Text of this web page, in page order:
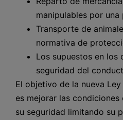
manipulables por una
Transporte de
normativa de
Los supuestos en los
seguridad del
El objetivo de la nueva
es mejorar las
su seguridad limitando su